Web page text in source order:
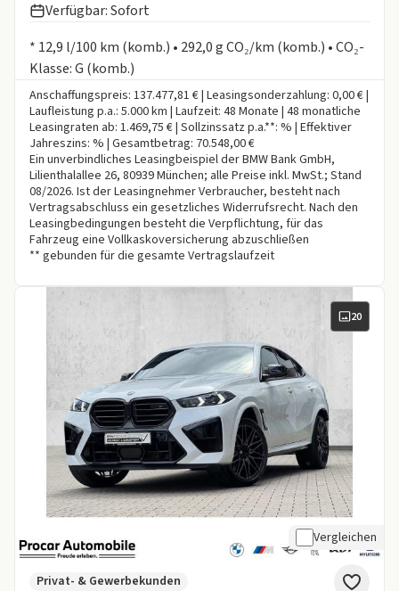
Verfügbar: Sofort
* 12,9 l/100 km (komb.) • 292,0 g CO₂/km (komb.) • CO₂-
Klasse: G (komb.)
Anschaffungspreis: 137.477,81 € | Leasingsonderzahlung: 0,00 € |
Laufleistung p.a.: 5.000 km | Laufzeit: 48 Monate | 48 monatliche
Leasingraten ab: 1.469,75 € | Sollzinssatz p.a.**: % | Effektiver
Jahreszins: % | Gesamtbetrag: 70.548,00 €
Ein unverbindliches Leasingbeispiel der BMW Bank GmbH,
Lilienthalallee 26, 80939 München; alle Preise inkl. MwSt.; Stand
08/2026. Ist der Leasingnehmer Verbraucher, besteht nach
Vertragsabschluss ein gesetzliches Widerrufsrecht. Nach den
Leasingbedingungen besteht die Verpflichtung, für das
Fahrzeug eine Vollkaskoversicherung abzuschließen
** gebunden für die gesamte Vertragslaufzeit
20
Vergleichen
Privat- & Gewerbekunden